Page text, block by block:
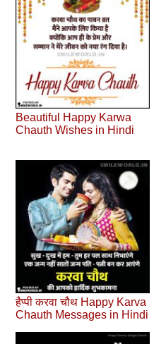
Beautiful Happy Karwa
Chauth Wishes in Hindi
हैप्पी करवा चौथ Happy Karva
Chauth Messages in Hindi